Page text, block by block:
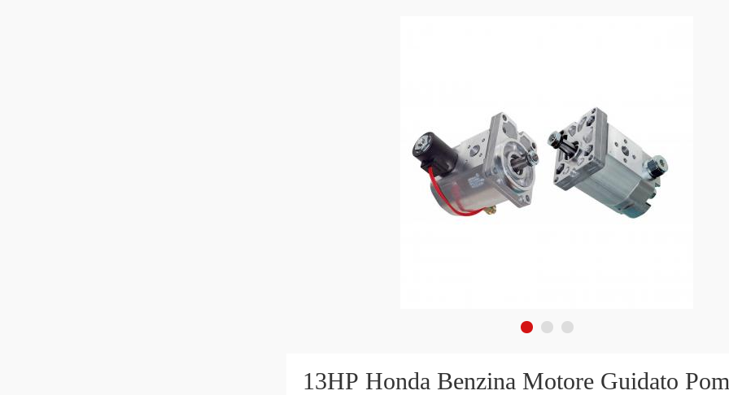
13HP Honda Benzina Motore Guidato